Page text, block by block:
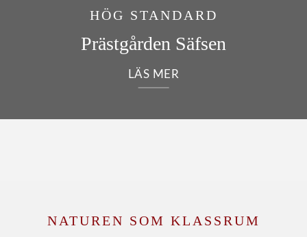
HÖG STANDARD
Prästgården Säfsen
LÄS MER
NATUREN SOM KLASSRUM